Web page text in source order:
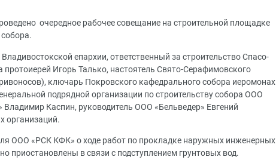
очередное рабочее совещание на строительной площадке
епархии, ответственный за строительство Спасо-
Игорь Талько, настоятель Свято-Серафимовского
ключарь Покровского кафедрального собора иеромонах
подрядной организации по строительству собора ООО
Каспин, руководитель ООО «Бельведер» Евгений
организаций.
ООО «РСК КФК» о ходе работ по прокладке наружных инженерных
приостановлены в связи с подступлением грунтовых вод.